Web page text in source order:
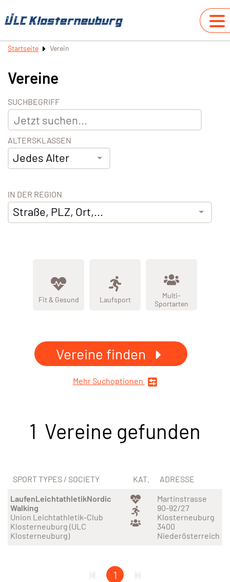
Startseite Verein
Vereine
SUCHBEGRIFF
ALTERSKLASSEN
Jedes Alter
IN DER REGION
Straße, PLZ, Ort,...
Fit & Gesund Laufsport
Multi-
Sportarten
Vereine finden
Mehr Suchoptionen
1 Vereine gefunden
SPORT TYPES / SOCIETY KAT.
ADRESSE
LaufenLeichtathletikNordic
Walking
Union Leichtathletik-Club
Klosterneuburg (ULC
Klosterneuburg)
Martinstrasse
90-92/27
Klosterneuburg
3400
Niederösterreich
1